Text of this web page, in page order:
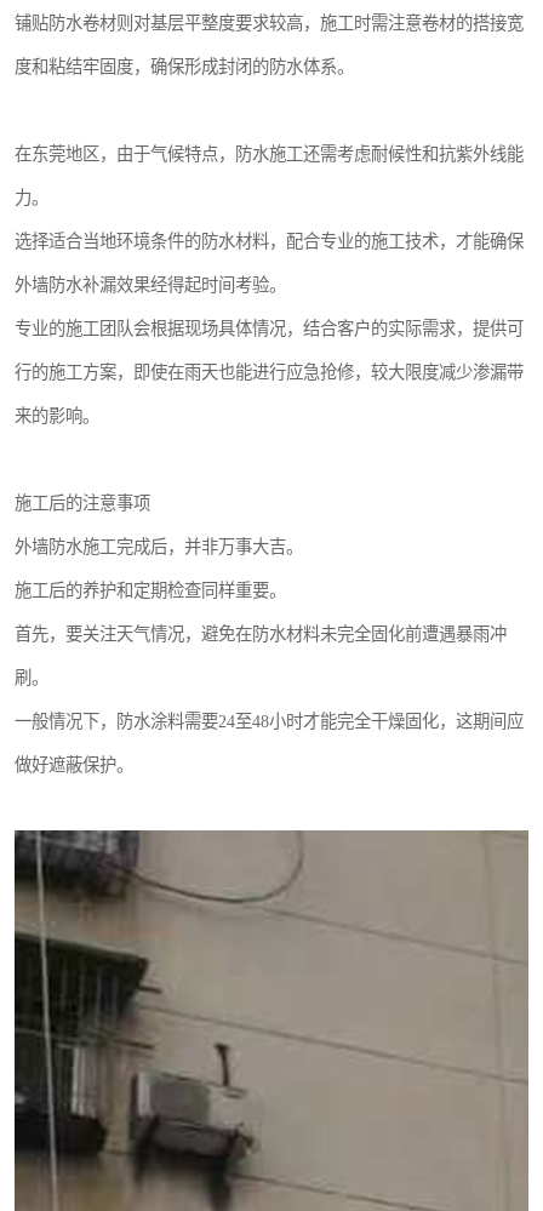
铺贴防水卷材则对基层平整度要求较高，施工时需注意卷材的搭接宽
度和粘结牢固度，确保形成封闭的防水体系。
在东莞地区，由于气候特点，防水施工还需考虑耐候性和抗紫外线能
力。
选择适合当地环境条件的防水材料，配合专业的施工技术，才能确保
外墙防水补漏效果经得起时间考验。
专业的施工团队会根据现场具体情况，结合客户的实际需求，提供可
行的施工方案，即使在雨天也能进行应急抢修，较大限度减少渗漏带
来的影响。
施工后的注意事项
外墙防水施工完成后，并非万事大吉。
施工后的养护和定期检查同样重要。
首先，要关注天气情况，避免在防水材料未完全固化前遭遇暴雨冲
刷。
一般情况下，防水涂料需要24至48小时才能完全干燥固化，这期间应
做好遮蔽保护。